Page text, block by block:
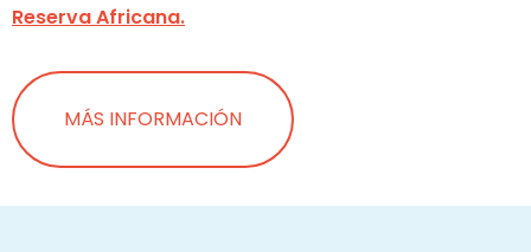
Reserva Africana.
MÁS INFORMACIÓN